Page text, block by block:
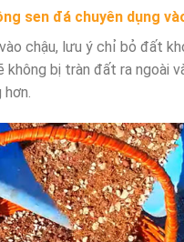
sen đá chuyên dụng
chậu, lưu ý chỉ bỏ đất
bị tràn đất ra ngoài